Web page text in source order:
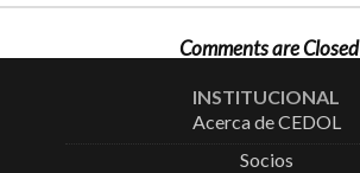
Comments are Closed
INSTITUCIONAL
Acerca de CEDOL
Socios